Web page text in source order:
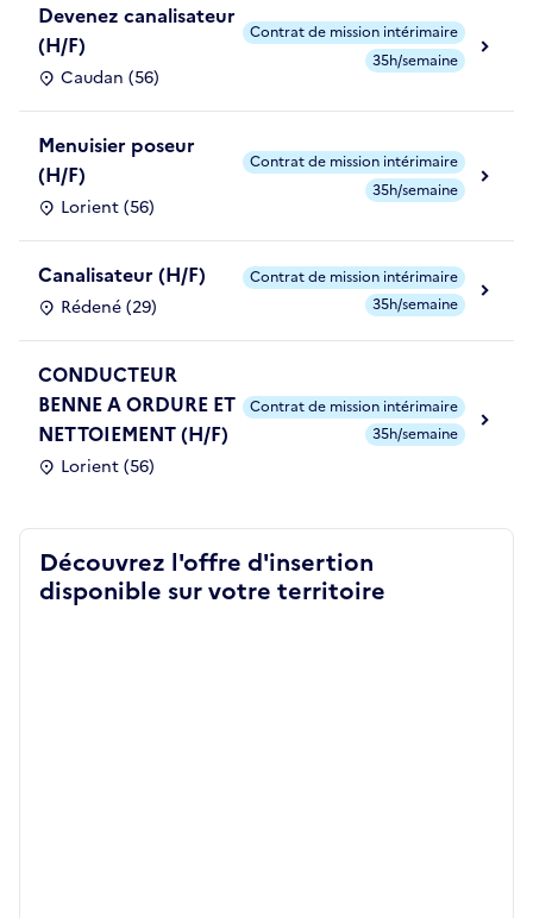
Devenez canalisateur
(H/F)
Caudan (56)
Contrat de mission intérimaire
35h/semaine
Menuisier poseur
(H/F)
Lorient (56)
Contrat de mission intérimaire
35h/semaine
Canalisateur (H/F)
Rédené (29)
Contrat de mission intérimaire
35h/semaine
CONDUCTEUR
BENNE A ORDURE ET
NETTOIEMENT (H/F)
Lorient (56)
Contrat de mission intérimaire
35h/semaine
Découvrez l'offre d'insertion
disponible sur votre territoire